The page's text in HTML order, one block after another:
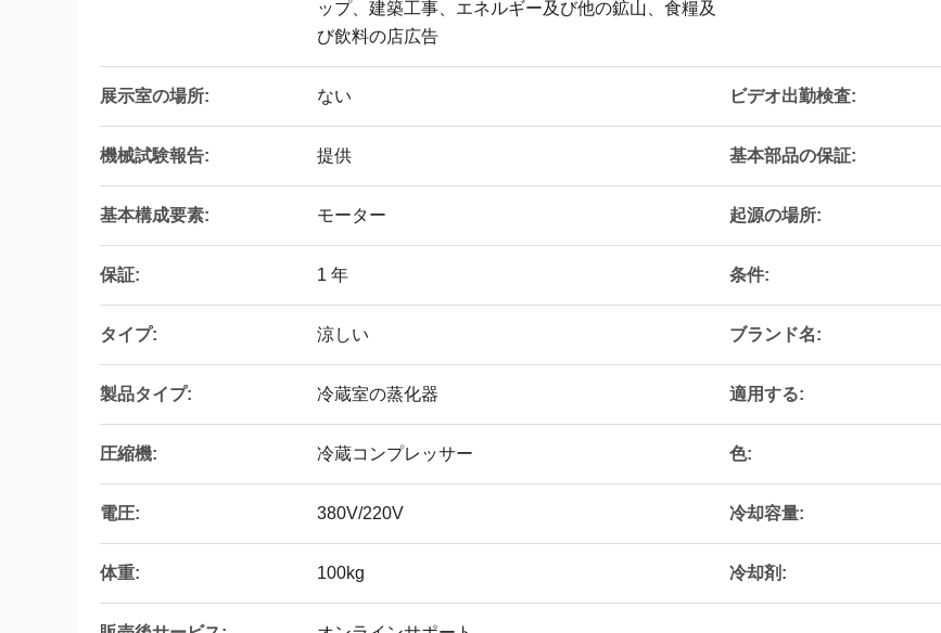
ップ、建築工事、エネルギー及び他の鉱山、食糧及
び飲料の店広告
展示室の場所: ない ビデオ出勤検査:
機械試験報告: 提供 基本部品の保証:
基本構成要素: モーター 起源の場所:
保証: 1 年 条件:
タイプ: 涼しい ブランド名:
製品タイプ: 冷蔵室の蒸化器 適用する:
圧縮機: 冷蔵コンプレッサー 色:
電圧: 380V/220V 冷却容量:
体重: 100kg 冷却剤: